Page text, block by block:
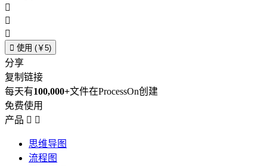



 使用 (￥5)
分享
复制链接
每天有100,000+文件在ProcessOn创建
免费使用
产品  
思维导图
流程图